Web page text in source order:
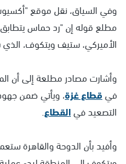
وفي السياق، نقل موقع
مطلع قوله إن "رد حماس
الأميركي، ستيف ويتكوف،
وأشارت مصادر مطلعة إلى أن
فيقطاع غزة، ويأتي ضمن
التصعيد فيالقطاع.
وأفيد بأن الدوحة والقاهرة